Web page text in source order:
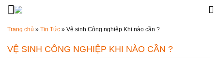
Đến nội dung chính
Trang chủ » Tin Tức » Vệ sinh Công nghiệp Khi nào cần ?
VỆ SINH CÔNG NGHIỆP KHI NÀO CẦN ?